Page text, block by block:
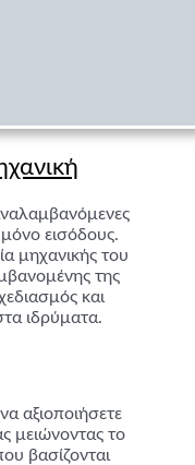
εισόδους.
μηχανικής του
της
και
ιδρύματα.
αξιοποιήσετε
μειώνοντας το
βασίζονται